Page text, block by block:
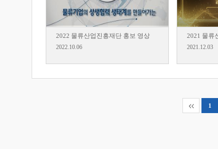
2022 물류산업진흥재단 홍보 영상
2022.10.06
2021 물류
2021.12.03
1